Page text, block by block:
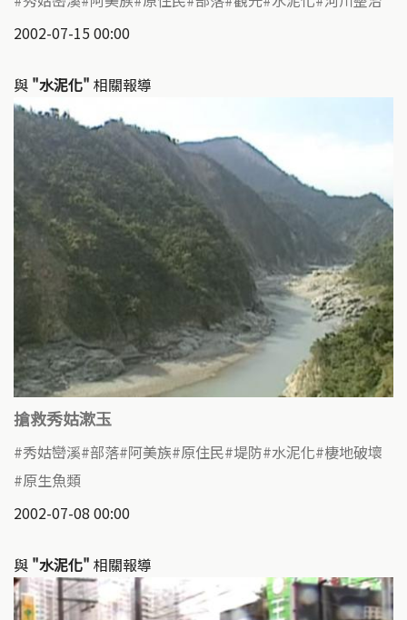
2002-07-15 00:00
與 "水泥化" 相關報導
搶救秀姑漱玉
秀姑巒溪 部落 阿美族 原住民 堤防 水泥化 棲地破壞
原生魚類
2002-07-08 00:00
與 "水泥化" 相關報導